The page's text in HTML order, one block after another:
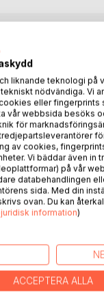
är en
kristna
Nino missionerade
nation.
och kyrkor lär vi
livsvillkor och
varit
förnyat
omöjliga: att
sekulariserade tid i
Kyrka en
liknande teknologi på
nödvändiga. Vi
eller fingerprints
vår webbsida besöks
för
av cookies,
Vi bäddar även in
på vår
databehandlingen
sida. Med din
ovan. Du kan
information)
ACCEPTERA ALLA